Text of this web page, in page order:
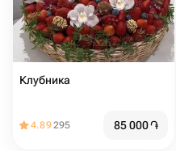
Клубника
4.89295 85 000֏